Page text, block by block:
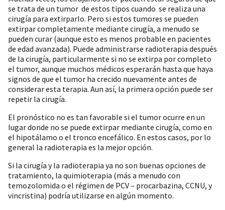
se trata de un tumor de estos tipos cuando se realiza una
cirugía para extirparlo. Pero si estos tumores se pueden
extirpar completamente mediante cirugía, a menudo se
pueden curar (aunque esto es menos probable en pacientes
de edad avanzada). Puede administrarse radioterapia después
de la cirugía, particularmente si no se extirpa por completo
el tumor, aunque muchos médicos esperarán hasta que haya
signos de que el tumor ha crecido nuevamente antes de
considerar esta terapia. Aun así, la primera opción puede ser
repetir la cirugía.
El pronóstico no es tan favorable si el tumor ocurre en un
lugar donde no se puede extirpar mediante cirugía, como en
el hipotálamo o el tronco encefálico. En estos casos, por lo
general la radioterapia es la mejor opción.
Si la cirugía y la radioterapia ya no son buenas opciones de
tratamiento, la quimioterapia (más a menudo con
temozolomida o el régimen de PCV – procarbazina, CCNU, y
vincristina) podría utilizarse en algún momento.